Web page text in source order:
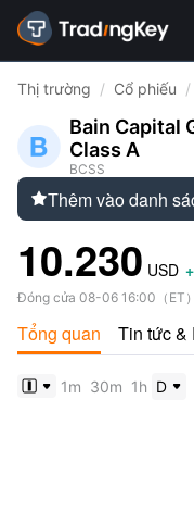
Thị trường / Cổ phiếu /
Bain Capital
Class A
BCSS
Thêm vào danh
10.230 USD
Đóng cửa 08-06 16:00 （ ET ）
Tổng quan Tin tức &
1m 30m 1h D